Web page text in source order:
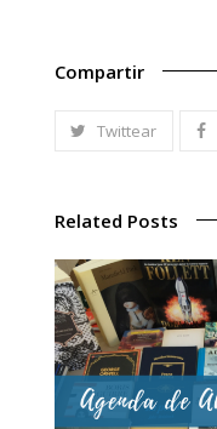
Compartir
Twittear
Related Posts